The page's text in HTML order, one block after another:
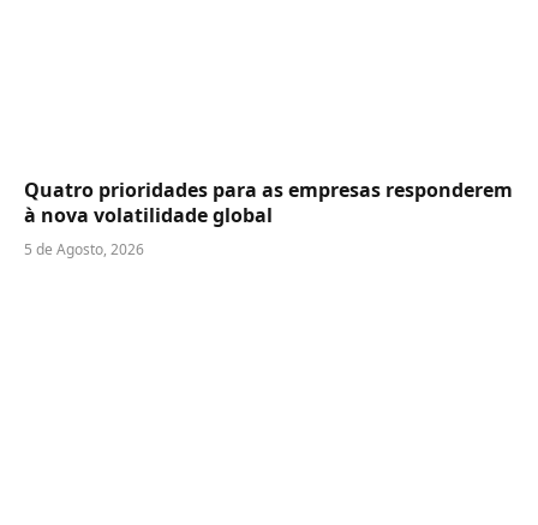
Quatro prioridades para as empresas responderem
à nova volatilidade global
5 de Agosto, 2026